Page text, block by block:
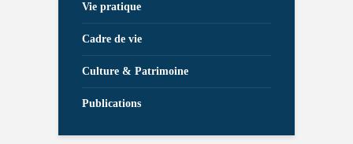
Vie pratique
Cadre de vie
Culture & Patrimoine
Publications